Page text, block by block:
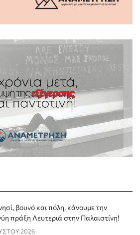
βουνό και πόλη, κάνουμε την
πράξη Λευτεριά στην Παλαιστίνη!
2026